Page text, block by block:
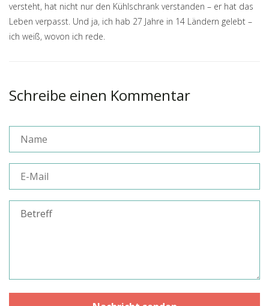
versteht, hat nicht nur den Kühlschrank verstanden – er hat das
Leben verpasst. Und ja, ich hab 27 Jahre in 14 Ländern gelebt –
ich weiß, wovon ich rede.
Schreibe einen Kommentar